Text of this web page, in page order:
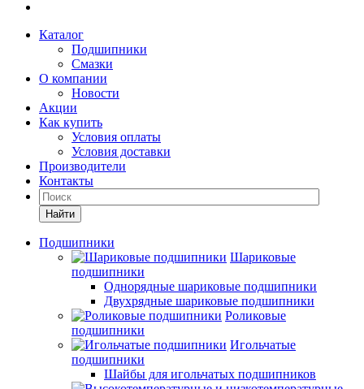
Каталог
Подшипники
Смазки
О компании
Новости
Акции
Как купить
Условия оплаты
Условия доставки
Производители
Контакты
Найти
Подшипники
Шариковые
подшипники
Однорядные шариковые подшипники
Двухрядные шариковые подшипники
Роликовые
подшипники
Игольчатые
подшипники
Шайбы для игольчатых подшипников